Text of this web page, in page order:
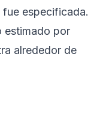
especificada.
estimado por
alrededor de